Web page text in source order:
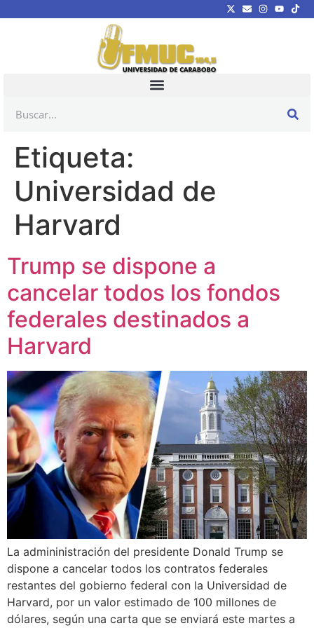
Etiqueta:
Universidad de
Harvard
Trump se dispone a
cancelar todos los fondos
federales destinados a
Harvard
La admininistración del presidente Donald Trump se
dispone a cancelar todos los contratos federales
restantes del gobierno federal con la Universidad de
Harvard, por un valor estimado de 100 millones de
dólares, según una carta que se enviará este martes a